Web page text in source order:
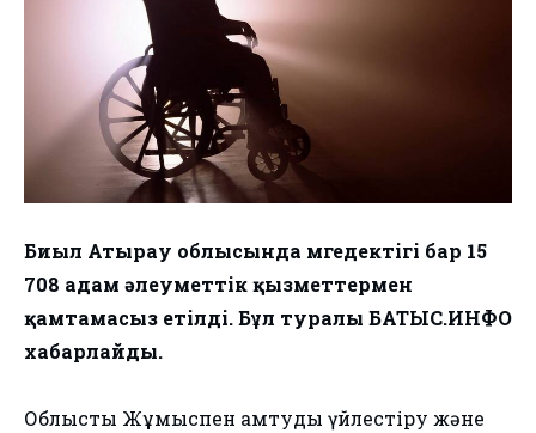
Биыл Атырау облысында мүгедектігі бар 15
708 адам әлеуметтік қызметтермен
қамтамасыз етілді. Бұл туралы БАТЫС.ИНФО
хабарлайды.
Облыстық Жұмыспен қамтуды үйлестіру және